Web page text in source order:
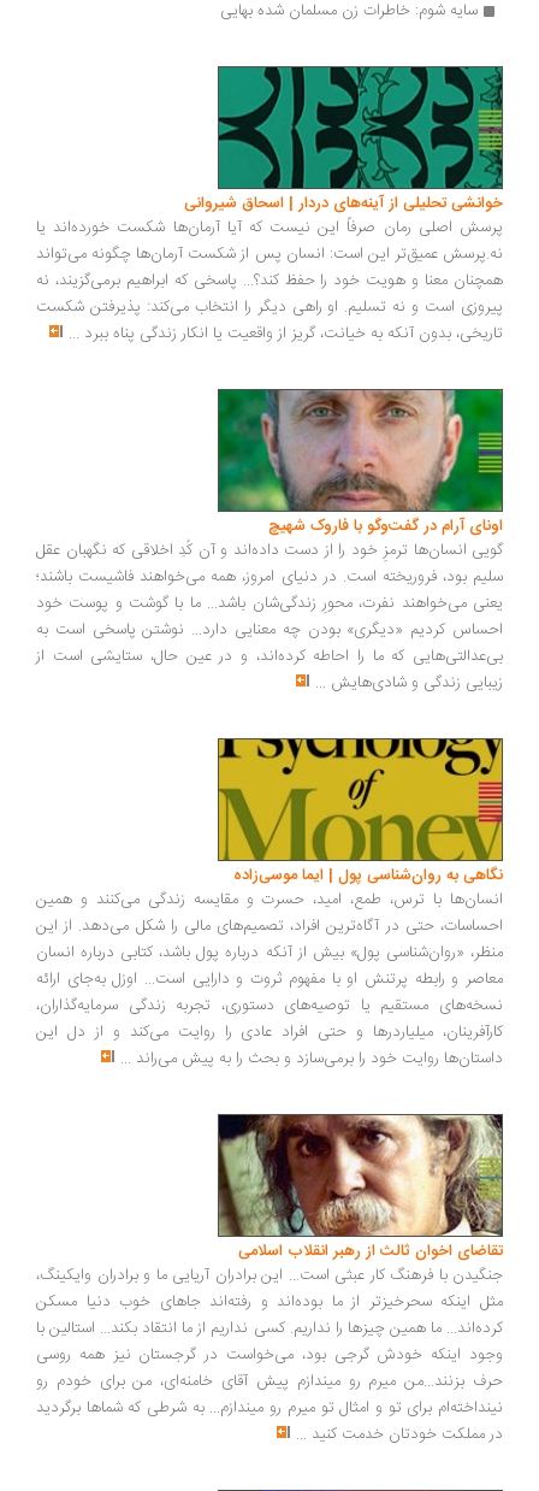
سایه شوم: خاطرات زن مسلمان شده بهایی
تحلیلی از آینه‌های دردار | اسحاق شیروانی
اصلی رمان صرفاً این نیست که آیا آرمان‌ها شکست خورده‌اند یا
عمیق‌تر این است: انسان پس از شکست آرمان‌ها چگونه می‌تواند
معنا و هویت خود را حفظ کند؟... پاسخی که ابراهیم برمی‌گزیند، نه
است و نه تسلیم. او راهی دیگر را انتخاب می‌کند: پذیرفتن شکست
بدون آنکه به خیانت، گریز از واقعیت یا انکار زندگی پناه ببرد...
آرام در گفت‌وگو با فاروک شهیچ‭
انسان‌ها ترمزِ خود را از دست داده‌اند و آن کُدِ اخلاقی که نگهبان عقل
بود، فروریخته است. در دنیای امروز، همه می‌خواهند فاشیست باشند؛
می‌خواهند نفرت، محورِ زندگی‌شان باشد... ما با گوشت و پوست خود
کردیم «دیگری» بودن چه معنایی دارد... نوشتن پاسخی است به
که ما را احاطه کرده‌اند، و در عین حال، ستایشی است از
زندگی و شادی‌هایش...
به روان‌شناسی پول | ایما موسی‌زاده
با ترس، طمع، امید، حسرت و مقایسه زندگی می‌کنند و همین
حتی در آگاه‌ترین افراد، تصمیم‌های مالی را شکل می‌دهد. از این
«روان‌شناسی پول» بیش از آنکه درباره پول باشد، کتابی درباره انسان
و رابطه پرتنش او با مفهوم ثروت و دارایی است... اوزل به‌جای ارائه
مستقیم یا توصیه‌های دستوری، تجربه زندگی سرمایه‌گذاران،
میلیاردرها و حتی افراد عادی را روایت می‌کند و از دل این
روایت خود را برمی‌سازد و بحث را به پیش می‌راند ...
اخوان ثالث از رهبر انقلاب اسلامی
با فرهنگ کار عبثی است... این برادران آریایی ما و برادران وایکینگ،
اینکه سحرخیزتر از ما بوده‌اند و رفته‌اند جاهای خوب دنیا مسکن
ما همین چیزها را نداریم. کسی نداریم از ما انتقاد بکند... استالین با
اینکه خودش گرجی بود، می‌خواست در گرجستان نیز همه روسی
بزنند...من میرم رو میندازم پیش آقای خامنه‌ای، من برای خودم رو
برای تو و امثال تو میرم رو میندازم... به شرطی که شماها برگردید
مملکت خودتان خدمت کنید...